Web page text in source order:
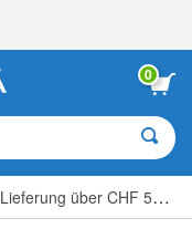
0
Lieferung über CHF 56.00 »